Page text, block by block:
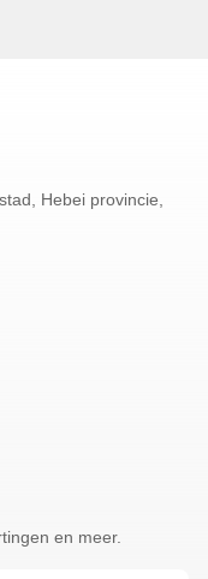
Hebei provincie,
en meer.